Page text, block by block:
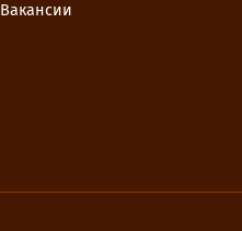
Вакансии